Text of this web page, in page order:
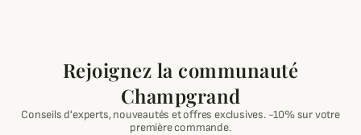
Rejoignez la communauté
Champgrand
Conseils d'experts, nouveautés et offres exclusives. -10% sur votre
première commande.